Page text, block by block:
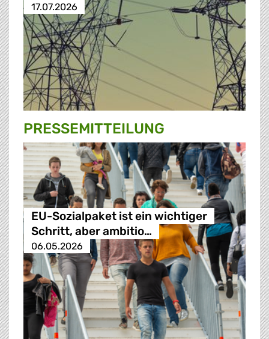
17.07.2026
PRESSE­MITTEILUNG
EU-Sozialpaket ist ein wichtiger
Schritt, aber ambitio…
06.05.2026